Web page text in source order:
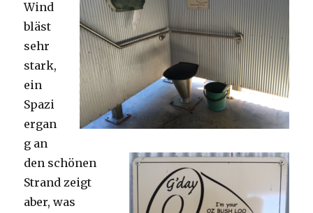
Wind
bläst
sehr
stark,
ein
Spazi
ergan
g an
den schönen
Strand zeigt
aber, was